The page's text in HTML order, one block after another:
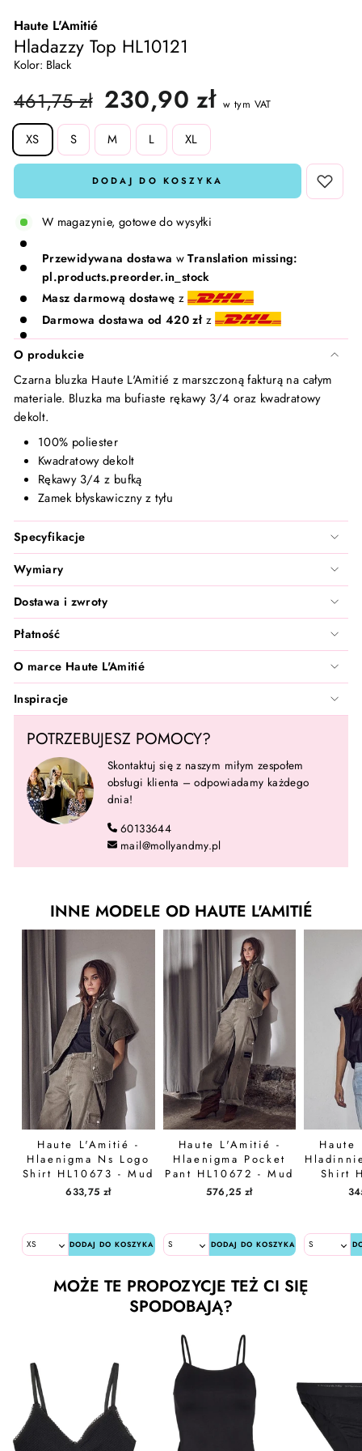
Haute L'Amitié
Hladazzy Top HL10121
Kolor: Black
regularna
461,75 zł
Cena
promocyjna
230,90 złw tym VAT
SIZE
XS S M L XL
DODAJ DO KOSZYKA
W magazynie, gotowe do wysyłki
Przewidywana dostawa wTranslation missing:
pl.products.preorder.in_stock
Masz darmową dostawę z
Darmowa dostawa od 420 złz
O produkcie
Czarna bluzka Haute L'Amitié z marszczoną fakturą na całym
materiale. Bluzka ma bufiaste rękawy 3/4 oraz kwadratowy
dekolt.
100% poliester
Kwadratowy dekolt
Rękawy 3/4 z bufką
Zamek błyskawiczny z tyłu
Specyfikacje
Wymiary
Dostawa i zwroty
Płatność
O marce Haute L'Amitié
Inspiracje
POTRZEBUJESZ POMOCY?
Skontaktuj się z naszym miłym zespołem
obsługi klienta – odpowiadamy każdego
dnia!
60133644
mail@mollyandmy.pl
INNE MODELE OD HAUTE L'AMITIÉ
Haute L'Amitié -
Hlaenigma Ns Logo
Shirt HL10673 - Mud
633,75 zł
DODAJ DO KOSZYKA
Haute L'Amitié -
Hlaenigma Pocket
Pant HL10672 - Mud
576,25 zł
DODAJ DO KOSZYKA
Haute
Shirt
MOŻE TE PROPOZYCJE TEŻ CI SIĘ
SPODOBAJĄ?
Skarpetki i rajstopy
Komplety dresowe
T-shirty i Topy
Kamizelki
Komplety 🛍️
Lavinde Copenhagen
Meraki
Nailberry
Natalie Maria Scandinavian
Oskia
Rosalique
Rudolph Care
Sandstone
Santilea London - Real Rebel
TanCan
Valentin Beautyline
Vita Liberata
Wonderskin
Zarkoperfume